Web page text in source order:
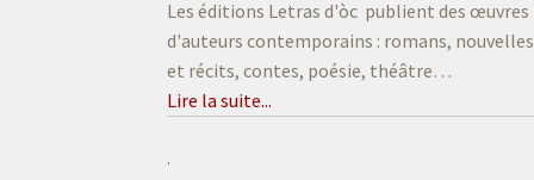
Les éditions Letras d'òc publient des œuvres
d'auteurs contemporains : romans, nouvelles
et récits, contes, poésie, théâtre…
Lire la suite...
.